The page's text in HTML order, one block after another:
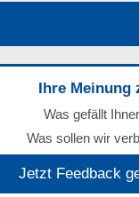
Ihre Meinung
Was gefällt
Was sollen wir
Jetzt Feedback